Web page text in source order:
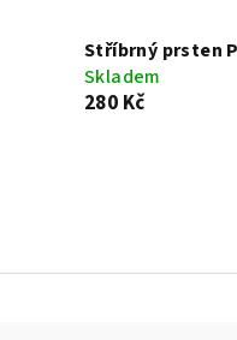
Stříbrný prsten
Skladem
280 Kč